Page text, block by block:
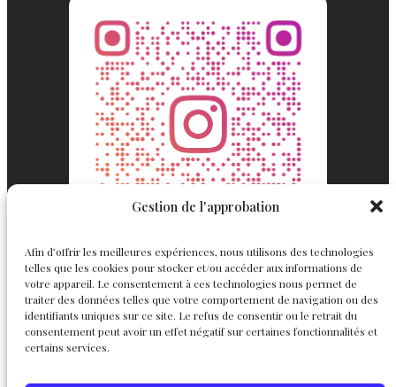
Gestion de l'approbation
Afin d’offrir les meilleures expériences, nous utilisons des technologies
telles que les cookies pour stocker et/ou accéder aux informations de
votre appareil. Le consentement à ces technologies nous permet de
traiter des données telles que votre comportement de navigation ou des
identifiants uniques sur ce site. Le refus de consentir ou le retrait du
consentement peut avoir un effet négatif sur certaines fonctionnalités et
certains services.Englemond